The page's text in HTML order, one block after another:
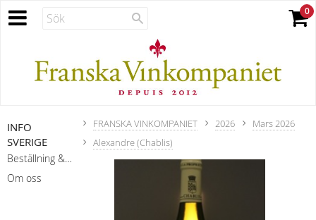
FRANSKA VINKOMPANIET 2026
Mars 2026
Alexandre (Chablis)
INFO
SVERIGE
Beställning & leverans
Om oss